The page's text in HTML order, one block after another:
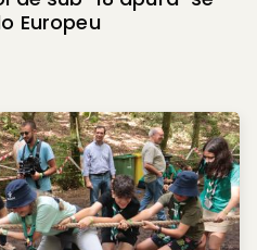
Europeu